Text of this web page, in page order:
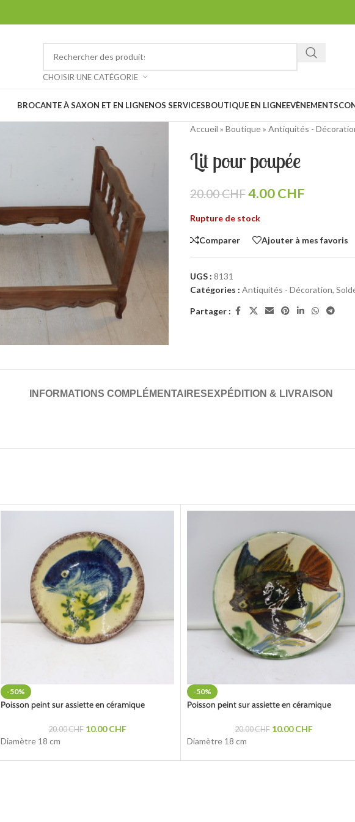
CHOISIR UNE CATÉGORIE
BROCANTE À SAXON ET EN LIGNENOS SERVICESBOUTIQUE EN LIGNEEVÈNEMENTS
Accueil » Boutique» Antiquités -
Lit pour poupée
20.00CHF4.00CHF
Rupture de stock
Comparer Ajouter à mes favoris
UGS : 8131
Catégories : Antiquités - Décoration,
Partager :
INFORMATIONS COMPLÉMENTAIRES EXPÉDITION & LIVRAISON
-50%
Poisson peint sur assiette en céramique
20.00CHF 10.00CHF
Diamètre 18 cm
-50%
Poisson peint sur assiette en céramique
20.00CHF 10.00CHF
Diamètre 18 cm